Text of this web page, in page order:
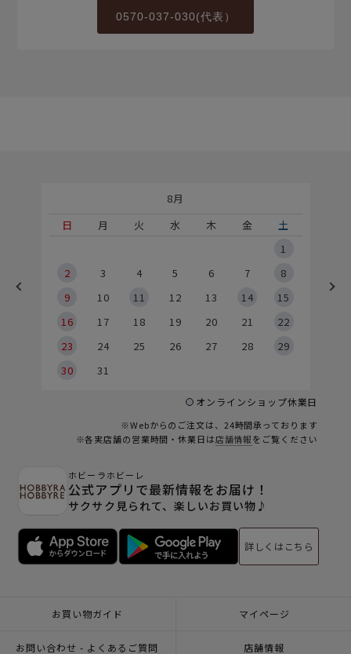
0570-037-030(代表）
8月
日
月 火 水 木 金
土
1
2
3 4 5 6 7
8
9
10 11 12 13 14
15
16
17 18 19 20 21
22
23
24 25 26 27 28
29
30
31
オンラインショップ休業日
※Webからのご注文は、24時間承っております
※各実店舗の営業時間・休業日は店舗情報をご覧ください
ホビーラホビーレ
公式アプリで最新情報をお届け！
サクサク見られて、楽しいお買い物♪
詳しくはこちら
お買い物ガイド マイページ
お問い合わせ - よくあるご質問 店舗情報